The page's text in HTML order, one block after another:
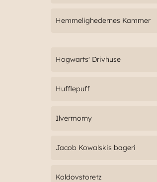
Hemmelighedernes Kammer
Hogwarts' Drivhuse
Hufflepuff
Ilvermorny
Jacob Kowalskis bageri
Koldovstoretz